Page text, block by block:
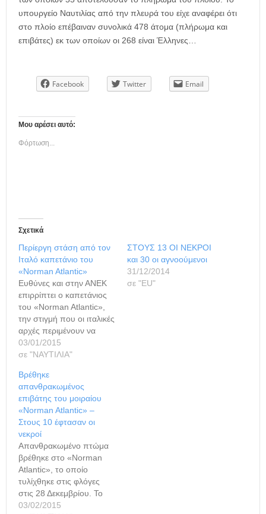
υπουργείο Ναυτιλίας από την πλευρά του είχε αναφέρει ότι
στο πλοίο επέβαιναν συνολικά 478 άτομα (πλήρωμα και
επιβάτες) εκ των οποίων οι 268 είναι Έλληνες…
Facebook Twitter Email
Μου αρέσει αυτό:
Φόρτωση...
Σχετικά
Περίεργη στάση από τον
Ιταλό καπετάνιο του
«Norman Atlantic»
Ευθύνες και στην ΑΝΕΚ
επιρρίπτει ο καπετάνιος
του «Norman Atlantic»,
την στιγμή που οι ιταλικές
αρχές περιμένουν να
λάβουν απαντήσεις στα
δεκάδες ερωτήματα της
τον εντοπισμό του
«μαύρου κουτιού». Ο
62χρονος πλοίαρχος του
μοιραίου πλοίου Αρτζίλιο
Τζακομάτζι, μιλώντας
στην «Corriere della
Sera», με επέρριψε
ευθύνες και στην
ελληνική…
03/01/2015
σε "ΝΑΥΤΙΛΙΑ"
ΣΤΟΥΣ 13 ΟΙ ΝΕΚΡΟΙ
και 30 οι αγνοούμενοι
31/12/2014
σε "ΕU"
Βρέθηκε
απανθρακωμένος
επιβάτης του μοιραίου
«Norman Atlantic» –
Στους 10 έφτασαν οι
νεκροί
Απανθρακωμένο πτώμα
βρέθηκε στο «Norman
Atlantic», το οποίο
τυλίχθηκε στις φλόγες
στις 28 Δεκεμβρίου. Το
πτώμα εντοπίστηκε στο
03/02/2015